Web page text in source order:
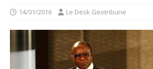
14/01/2016 Le Desk Geotribune